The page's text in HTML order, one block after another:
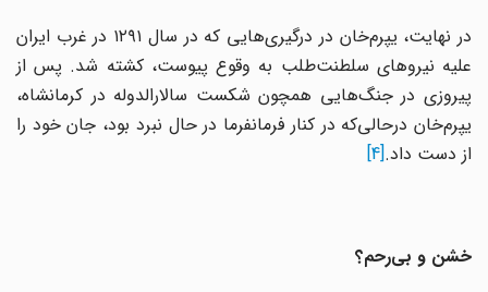
در نهایت، یپرم‌خان در درگیری‌هایی که در سال ۱۲۹۱ در غرب ایران
علیه نیروهای سلطنت‌طلب به وقوع پیوست، کشته شد. پس از
پیروزی در جنگ‌هایی همچون شکست سالارالدوله در کرمانشاه،
یپرم‌خان درحالی‌که در کنار فرمانفرما در حال نبرد بود، جان خود را
از دست داد.[4]
خشن و بی‌رحم؟